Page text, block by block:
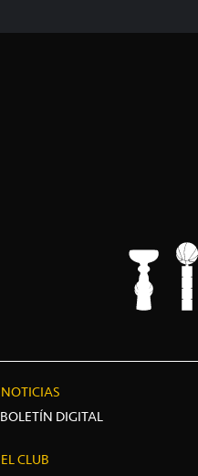
NOTICIAS
BOLETÍN DIGITAL
EL CLUB